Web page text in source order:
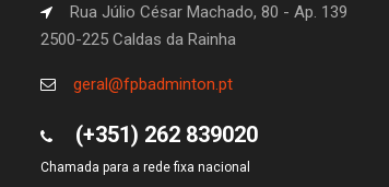
Rua Júlio César Machado, 80 - Ap. 139
2500-225 Caldas da Rainha
geral@fpbadminton.pt
(+351) 262 839020
Chamada para a rede fixa nacional